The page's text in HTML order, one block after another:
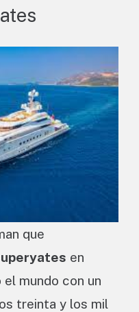
que
en
mundo con un
treinta y los mil